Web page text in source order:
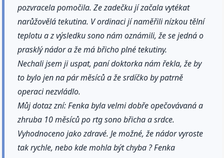
pozvracela pomočila. Ze zadečku jí začala vytékat
narůžovělá tekutina. V ordinaci jí naměřili nízkou tělní
teplotu a z výsledku sono nám oznámili, že se jedná o
prasklý nádor a že má břicho plné tekutiny.
Nechali jsem ji uspat, paní doktorka nám řekla, že by
to bylo jen na pár měsíců a že srdíčko by patrně
operaci nezvládlo.
Můj dotaz zní: Fenka byla velmi dobře opečovávaná a
zhruba 10 měsíců po rtg sono břicha a srdce.
Vyhodnoceno jako zdravé. Je možné, že nádor vyroste
tak rychle, nebo kde mohla být chyba ? Fenka